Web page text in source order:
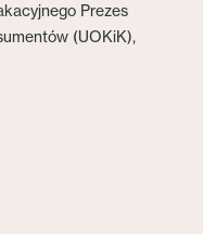
Prezes
(UOKiK),